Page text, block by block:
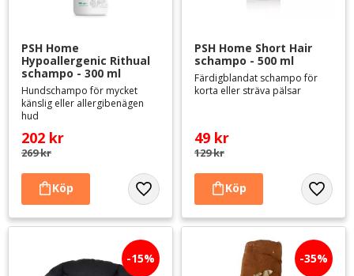
PSH Home
Hypoallergenic Rithual
schampo - 300 ml
Hundschampo för mycket
känslig eller allergibenägen
hud
202 kr
269kr
Lägg till i favoriter
PSH Home Short Hair
schampo - 500 ml
Färdigblandat schampo för
korta eller sträva pälsar
49 kr
129kr
Lägg
15% 35%